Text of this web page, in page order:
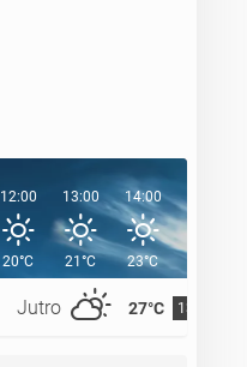
Jutro 27°C 13°C
12:00
20°C
13:00
21°C
14:00
23°C
15:00